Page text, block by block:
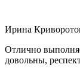
Ирина
Отлично
довольны,